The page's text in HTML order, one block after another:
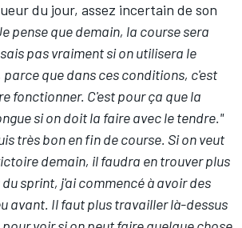
du jour, assez incertain de son
pense que demain, la course sera
pas vraiment si on utilisera le
parce que dans ces conditions, c'est
fonctionner. C'est pour ça que la
si on doit la faire avec le tendre."
très bon en fin de course. Si on veut
demain, il faudra en trouver plus
sprint, j'ai commencé à avoir des
avant. Il faut plus travailler là-dessus